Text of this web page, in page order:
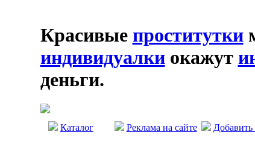
Красивые проститутки
индивидуалкиокажут
деньги.
Каталог Реклама на сайте Добавить